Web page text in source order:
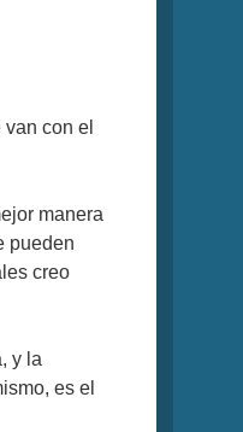
con el
manera
pueden
creo
y la
es el